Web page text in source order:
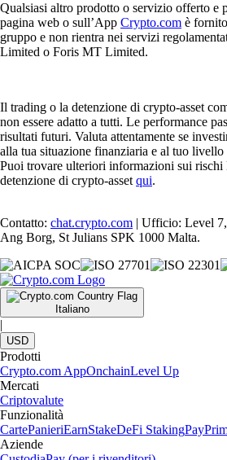
Qualsiasi altro prodotto o servizio offerto e
pagina web o sull’App Crypto.com è
gruppo e non rientra nei servizi
Limited o Foris MT Limited.
Il trading o la detenzione di crypto-asset
non essere adatto a tutti. Le performance
risultati futuri. Valuta attentamente se
alla tua situazione finanziaria e al tuo
Puoi trovare ulteriori informazioni sui rischi
detenzione di crypto-asset qui.
Contatto: chat.crypto.com | Ufficio: Level
Ang Borg, St Julians SPK 1000 Malta.
Italiano
|
USD
Prodotti
Crypto.com AppOnchainLevel Up
Mercati
Criptovalute
Funzionalità
CartePanieriEarnStakeDeFi StakingPay
Aziende